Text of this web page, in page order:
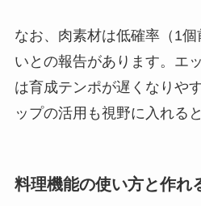
なお、肉素材は低確率（1
いとの報告があります。エ
は育成テンポが遅くなりや
ップの活用も視野に入れる
料理機能の使い方と作れ